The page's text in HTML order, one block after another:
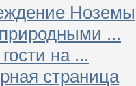
Ноземы
...
на ...
страница